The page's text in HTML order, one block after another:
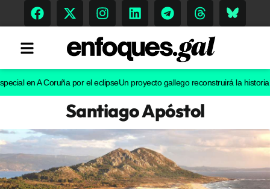
Memoria Histórica
en A Coruña por el eclipseUn proyecto gallego reconstruirá la historia
Santiago Apóstol